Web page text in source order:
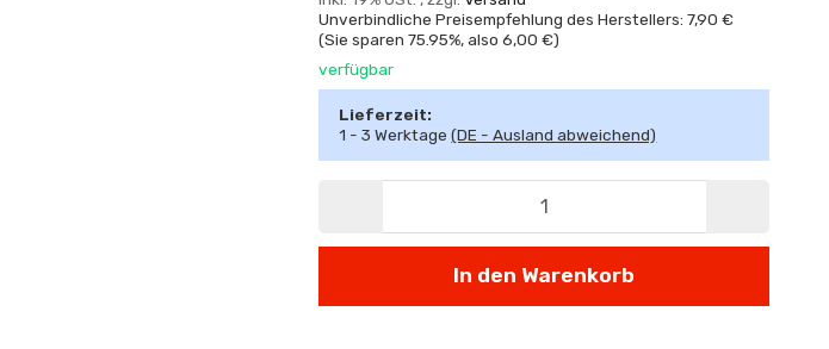
Unverbindliche Preisempfehlung des Herstellers: 7,90 €
(Sie sparen75.95%, also6,00 €)
verfügbar
Lieferzeit:
1 - 3 Werktage(DE - Ausland abweichend)
In den Warenkorb